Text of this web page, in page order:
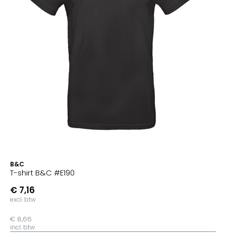
B&C
T-shirt B&C #E190
€ 7,16
excl. btw
€ 8,66
incl. btw